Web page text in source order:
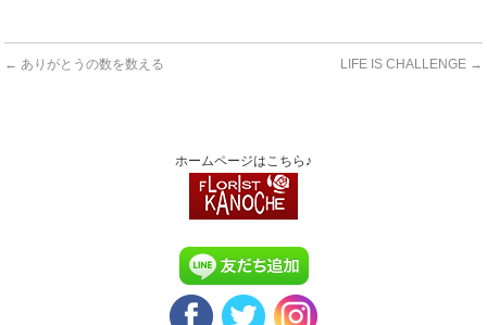
← ありがとうの数を数える LIFE IS CHALLENGE →
ホームページはこちら♪